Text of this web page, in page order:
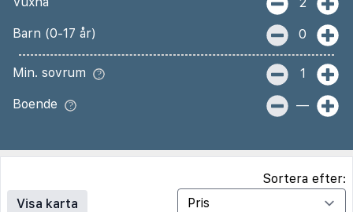
Barn (0-17 år) 0
Min. sovrum 1
Boende —
Visa karta
Sortera efter: